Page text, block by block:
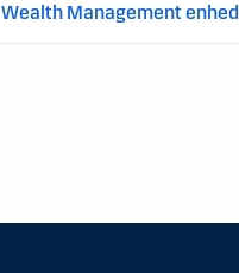
Management enhed